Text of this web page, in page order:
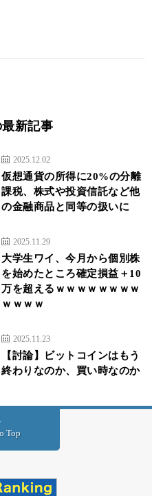
新記事
2025.12.02
仮想通貨の所得に20%の分離
課税、株式や投資信託など他
の金融商品と同等の扱いに
2025.11.29
大学生ワイ、今月から個別株
を始めたところ確定損益＋10
万を超えるｗｗｗｗｗｗｗｗ
ｗｗｗｗ
2025.11.23
【討論】ビットコインはもう
終わりなのか、買い時なのか
Top